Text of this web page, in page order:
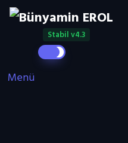
Stabil v4.3
Menü